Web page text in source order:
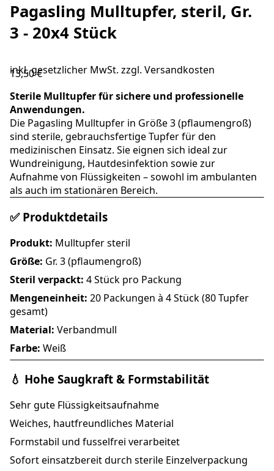
Pagasling Mulltupfer, steril, Gr.
3 - 20x4 Stück
inkl. gesetzlicher MwSt. zzgl. Versandkosten
13,50 €
Sterile Mulltupfer für sichere und professionelle
Anwendungen.
Die Pagasling Mulltupfer in Größe 3 (pflaumengroß)
sind sterile, gebrauchsfertige Tupfer für den
medizinischen Einsatz. Sie eignen sich ideal zur
Wundreinigung, Hautdesinfektion sowie zur
Aufnahme von Flüssigkeiten – sowohl im ambulanten
als auch im stationären Bereich.
✅ Produktdetails
Produkt: Mulltupfer steril
Größe: Gr. 3 (pflaumengroß)
Steril verpackt: 4 Stück pro Packung
Mengeneinheit: 20 Packungen à 4 Stück (80 Tupfer
gesamt)
Material: Verbandmull
Farbe: Weiß
💧 Hohe Saugkraft & Formstabilität
Sehr gute Flüssigkeitsaufnahme
Weiches, hautfreundliches Material
Formstabil und fusselfrei verarbeitet
Sofort einsatzbereit durch sterile Einzelverpackung